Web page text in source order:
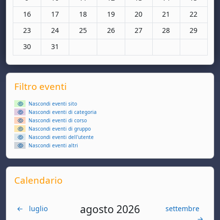
Nessun evento, lunedì 16 marzo
16 Nessun evento, martedì 17 marzo
17 Nessun evento, mercoledì 18 marzo
18 Nessun evento, giovedì 19 marzo
19 Nessun evento, venerdì
20 Nessun evento,
21 Nessun
22
Nessun evento, lunedì 23 marzo
23 Nessun evento, martedì 24 marzo
24 Nessun evento, mercoledì 25 marzo
25 Nessun evento, giovedì 26 marzo
26 Nessun evento, venerdì
27 Nessun evento,
28 Nessun
29
Nessun evento, lunedì 30 marzo
30 Nessun evento, martedì 31 marzo
31
Supplementary blocks
Salta Filtro eventi
Filtro eventi
Nascondi eventi sito
Nascondi eventi di categoria
Nascondi eventi di corso
Nascondi eventi di gruppo
Nascondi eventi dell'utente
Nascondi eventi altri
Salta Calendario
Calendario
← luglio agosto 2026
settembre